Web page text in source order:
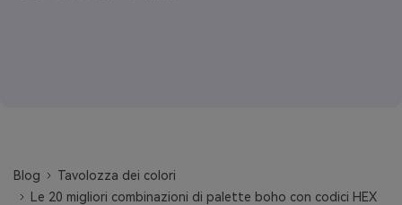
Blog
Tavolozza dei colori
Le 20 migliori combinazioni di palette boho con codici HEX